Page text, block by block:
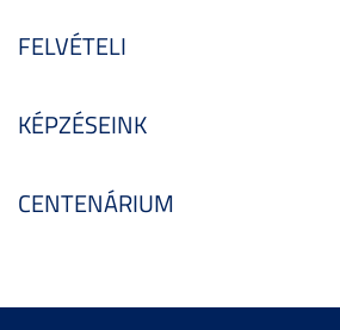
FELVÉTELI
KÉPZÉSEINK
CENTENÁRIUM